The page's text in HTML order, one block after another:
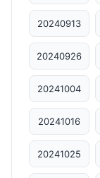
20240913
20240926
20241004
20241016
20241025